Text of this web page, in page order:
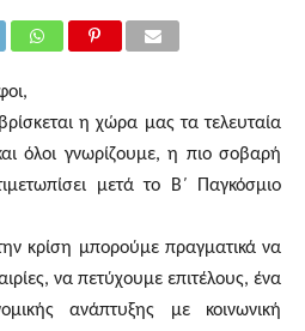
η χώρα μας τα τελευταία
όλοι γνωρίζουμε, η πιο σοβαρή
μετά το Β΄ Παγκόσμιο
κρίση μπορούμε πραγματικά να
να πετύχουμε επιτέλους, ένα
ανάπτυξης με κοινωνική